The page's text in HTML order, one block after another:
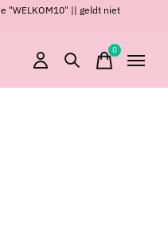
"WELKOM10" || geldt niet
0items